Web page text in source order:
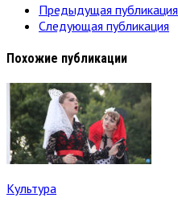
Предыдущая публикация
Следующая публикация
Похожие публикации
Культура